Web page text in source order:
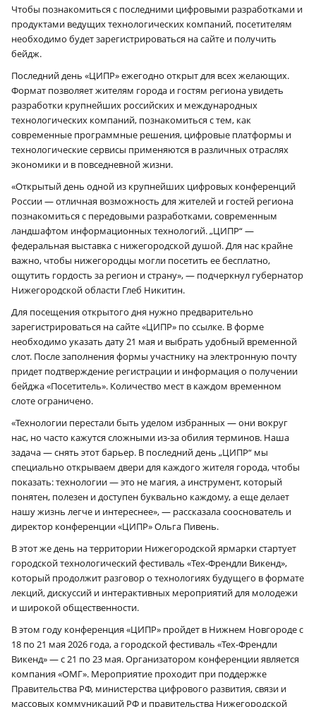
Чтобы познакомиться с последними цифровыми разработками и
продуктами ведущих технологических компаний, посетителям
необходимо будет зарегистрироваться на сайте и получить
бейдж.
Последний день «ЦИПР» ежегодно открыт для всех желающих.
Формат позволяет жителям города и гостям региона увидеть
разработки крупнейших российских и международных
технологических компаний, познакомиться с тем, как
современные программные решения, цифровые платформы и
технологические сервисы применяются в различных отраслях
экономики и в повседневной жизни.
«Открытый день одной из крупнейших цифровых конференций
России — отличная возможность для жителей и гостей региона
познакомиться с передовыми разработками, современным
ландшафтом информационных технологий. „ЦИПР“ —
федеральная выставка с нижегородской душой. Для нас крайне
важно, чтобы нижегородцы могли посетить ее бесплатно,
ощутить гордость за регион и страну», — подчеркнул губернатор
Нижегородской области Глеб Никитин.
Для посещения открытого дня нужно предварительно
зарегистрироваться на сайте «ЦИПР» по ссылке. В форме
необходимо указать дату 21 мая и выбрать удобный временной
слот. После заполнения формы участнику на электронную почту
придет подтверждение регистрации и информация о получении
бейджа «Посетитель». Количество мест в каждом временном
слоте ограничено.
«Технологии перестали быть уделом избранных — они вокруг
нас, но часто кажутся сложными из-за обилия терминов. Наша
задача — снять этот барьер. В последний день „ЦИПР“ мы
специально открываем двери для каждого жителя города, чтобы
показать: технологии — это не магия, а инструмент, который
понятен, полезен и доступен буквально каждому, а еще делает
нашу жизнь легче и интереснее», — рассказала сооснователь и
директор конференции «ЦИПР» Ольга Пивень.
В этот же день на территории Нижегородской ярмарки стартует
городской технологический фестиваль «Тех-Френдли Викенд»,
который продолжит разговор о технологиях будущего в формате
лекций, дискуссий и интерактивных мероприятий для молодежи
и широкой общественности.
В этом году конференция «ЦИПР» пройдет в Нижнем Новгороде с
18 по 21 мая 2026 года, а городской фестиваль «Тех-Френдли
Викенд» — с 21 по 23 мая. Организатором конференции является
компания «ОМГ». Мероприятие проходит при поддержке
Правительства РФ, министерства цифрового развития, связи и
массовых коммуникаций РФ и правительства Нижегородской